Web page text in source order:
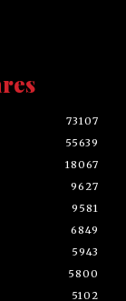
73107
55639
18067
9627
9581
6849
5943
5800
5102